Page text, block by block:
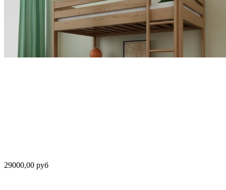
29000,00 руб